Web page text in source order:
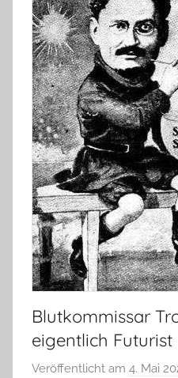
Blutkommissar
eigentlich Futurist
Veröffentlicht am 4. Mai